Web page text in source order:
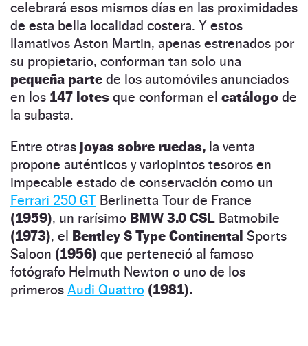
celebrará esos mismos días en las proximidades
de esta bella localidad costera. Y estos
llamativos Aston Martin, apenas estrenados por
su propietario, conforman tan solo una
pequeña parte de los automóviles anunciados
en los 147 lotes que conforman el catálogo de
la subasta.
Entre otras joyas sobre ruedas, la venta
propone auténticos y variopintos tesoros en
impecable estado de conservación como un
Ferrari 250 GT Berlinetta Tour de France
(1959), un rarísimo BMW 3.0 CSL Batmobile
(1973), el Bentley S Type Continental Sports
Saloon (1956) que perteneció al famoso
fotógrafo Helmuth Newton o uno de los
primeros Audi Quattro (1981).